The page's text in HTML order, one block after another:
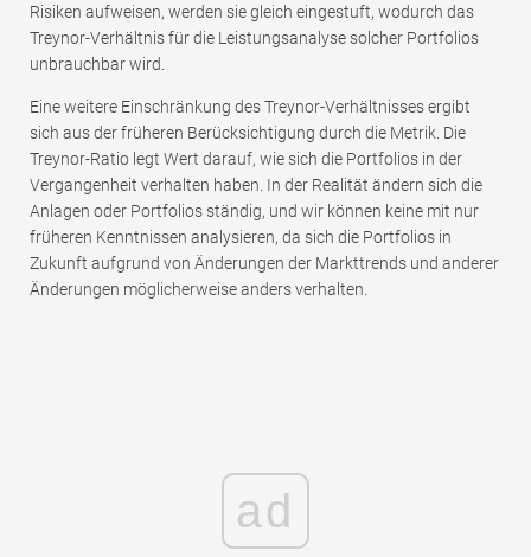
Risiken aufweisen, werden sie gleich eingestuft, wodurch das
Treynor-Verhältnis für die Leistungsanalyse solcher Portfolios
unbrauchbar wird.
Eine weitere Einschränkung des Treynor-Verhältnisses ergibt
sich aus der früheren Berücksichtigung durch die Metrik. Die
Treynor-Ratio legt Wert darauf, wie sich die Portfolios in der
Vergangenheit verhalten haben. In der Realität ändern sich die
Anlagen oder Portfolios ständig, und wir können keine mit nur
früheren Kenntnissen analysieren, da sich die Portfolios in
Zukunft aufgrund von Änderungen der Markttrends und anderer
Änderungen möglicherweise anders verhalten.
ad